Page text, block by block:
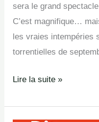
sera le grand
C’est magnifique…
les vraies intempéries
torrentielles de
Lire la suite »